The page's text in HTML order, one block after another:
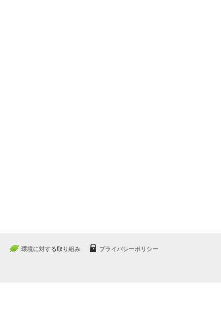
環境に対する取り組み プライバシーポリシー